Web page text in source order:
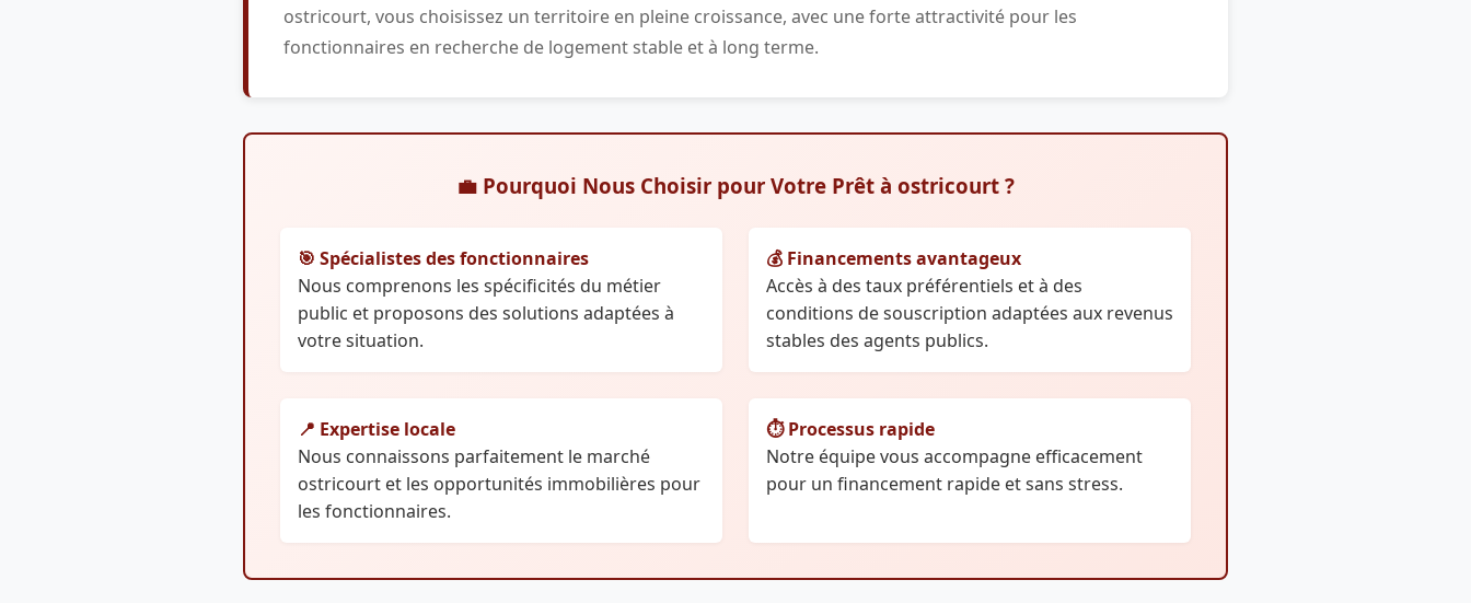
ostricourt, vous choisissez un territoire en pleine croissance, avec une forte attractivité pour les
fonctionnaires en recherche de logement stable et à long terme.
💼 Pourquoi Nous Choisir pour Votre Prêt à ostricourt ?
🎯 Spécialistes des fonctionnaires
Nous comprenons les spécificités du métier
public et proposons des solutions adaptées à
votre situation.
💰 Financements avantageux
Accès à des taux préférentiels et à des
conditions de souscription adaptées aux revenus
stables des agents publics.
📍 Expertise locale
Nous connaissons parfaitement le marché
ostricourt et les opportunités immobilières pour
les fonctionnaires.
⏱️ Processus rapide
Notre équipe vous accompagne efficacement
pour un financement rapide et sans stress.